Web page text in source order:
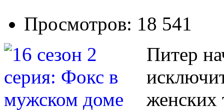
Просмотров: 18 541
Питер
женских